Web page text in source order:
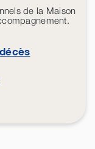
de la Maison